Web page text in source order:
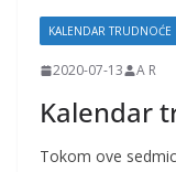
KALENDAR TRUDNOĆE
2020-07-13 A R
Kalendar
Tokom ove